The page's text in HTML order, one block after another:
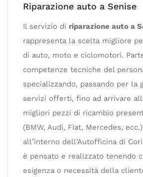
Riparazione auto a Senise
Il servizio di riparazione auto a
rappresenta la scelta migliore
di auto, moto e ciclomotori.
competenze tecniche del
specializzando, passando per la
servizi offerti, fino ad arrivare
migliori pezzi di ricambio
(BMW, Audi, Fiat, Mercedes,
all’interno dell’Autofficina di
è pensato e realizzato tenendo
esigenza o necessità della